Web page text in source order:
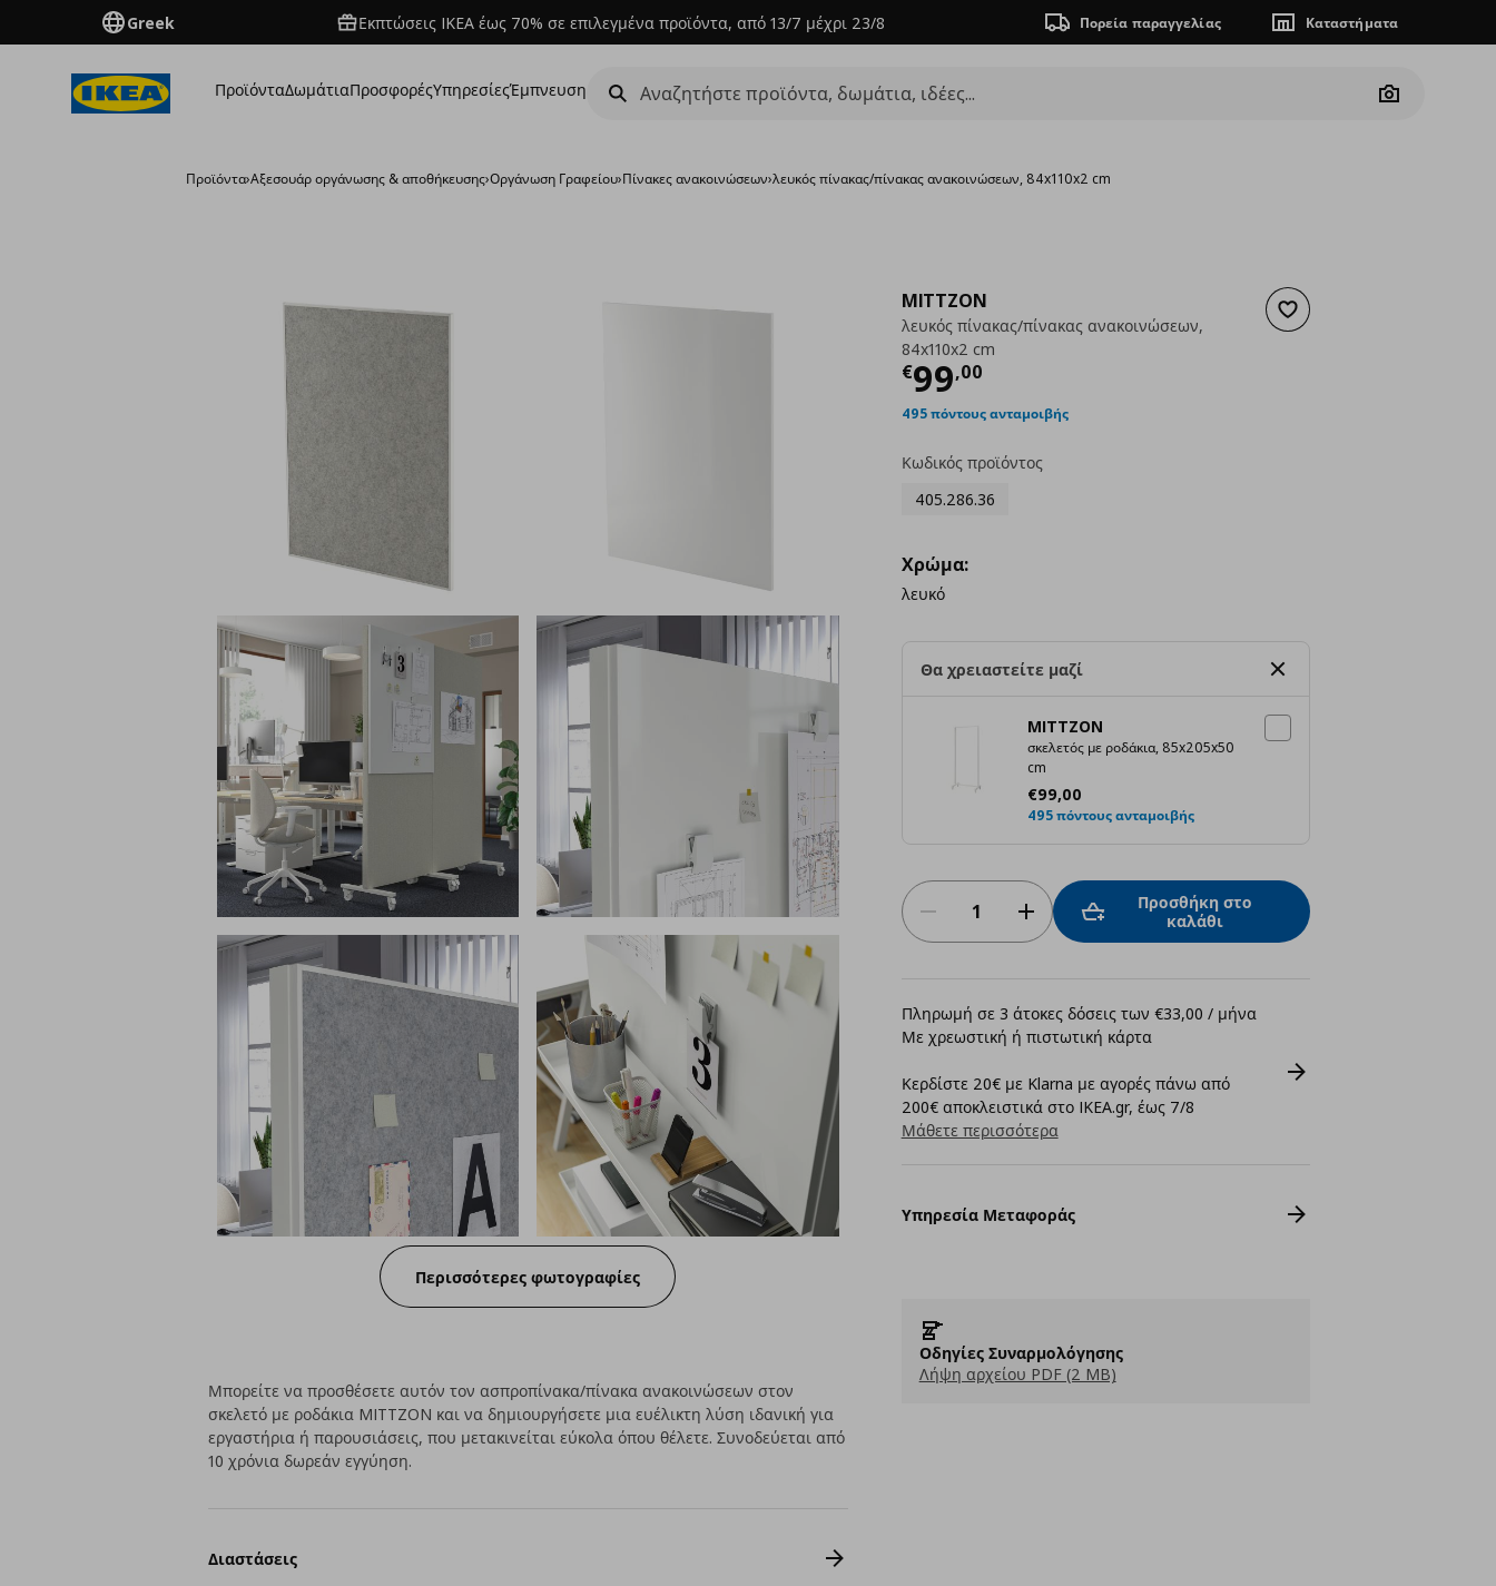
Greek Εκπτώσεις IKEA έως 70% σε επιλεγμένα προϊόντα, από 13/7 μέχρι 23/8 Πορεία παραγγελίας Καταστήματα
ΠροϊόνταΔωμάτιαΠροσφορέςΥπηρεσίεςΈμπνευση
Camera
Προϊόντα›Aξεσουάρ οργάνωσης & αποθήκευσης›Οργάνωση Γραφείου›Πίνακες ανακοινώσεων›λευκός πίνακας/πίνακας ανακοινώσεων, 84x110x2 cm
Περισσότερες φωτογραφίες
Προσθήκη στα αγαπημένα
MITTZON
λευκός πίνακας/πίνακας ανακοινώσεων,
84x110x2 cm
€99,00
Τρέχουσα τιμή
495 πόντους ανταμοιβής
Κωδικός προϊόντος
405.286.36
Χρώμα:
λευκό
Θα χρειαστείτε μαζί
MITTZON
σκελετός με ροδάκια, 85x205x50
cm
€99,00
Τρέχουσα τιμή
495 πόντους ανταμοιβής
Προσθήκη στο
καλάθι
Πληρωμή σε 3 άτοκες δόσεις των €33,00 / μήνα
Με χρεωστική ή πιστωτική κάρτα
Κερδίστε 20€ με Klarna με αγορές πάνω από
200€ αποκλειστικά στο IKEA.gr, έως 7/8
Μάθετε περισσότερα
Υπηρεσία Μεταφοράς
Οδηγίες Συναρμολόγησης
Λήψη αρχείου PDF (2 MB)
Μπορείτε να προσθέσετε αυτόν τον ασπροπίνακα/πίνακα ανακοινώσεων στον
σκελετό με ροδάκια MITTZON και να δημιουργήσετε μια ευέλικτη λύση ιδανική για
εργαστήρια ή παρουσιάσεις, που μετακινείται εύκολα όπου θέλετε. Συνοδεύεται από
10 χρόνια δωρεάν εγγύηση.
Διαστάσεις